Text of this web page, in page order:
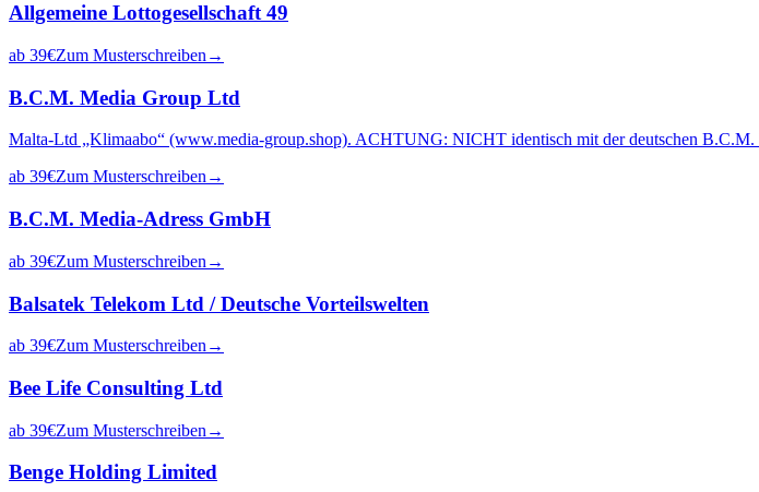
Allgemeine Lottogesellschaft 49
ab 39€Zum Musterschreiben →
B.C.M. Media Group Ltd
Malta-Ltd „Klimaabo“ (www.media-group.shop). ACHTUNG: NICHT identisch mit der deutschen B.C.M.
ab 39€Zum Musterschreiben →
B.C.M. Media-Adress GmbH
ab 39€Zum Musterschreiben →
Balsatek Telekom Ltd / Deutsche Vorteilswelten
ab 39€Zum Musterschreiben →
Bee Life Consulting Ltd
ab 39€Zum Musterschreiben →
Benge Holding Limited